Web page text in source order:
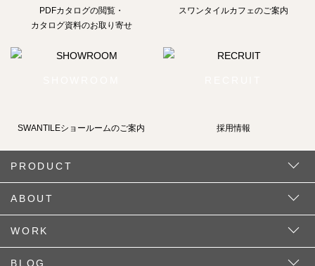
PDFカタログの閲覧・
カタログ資料のお取り寄せ
スワンタイルカフェのご案内
SWANTILEショールームのご案内 採用情報
PRODUCT
ABOUT
WORK
BLOG